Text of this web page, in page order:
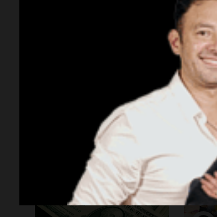
Gvozdenovich, sobre la
sucesión de Marta Vidal: “El
gobernador peronizó la
más
Sociedad
los
hoy